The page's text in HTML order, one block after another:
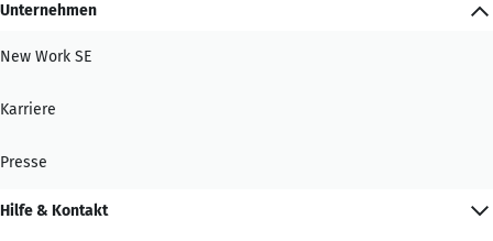
Unternehmen
New Work SE
Karriere
Presse
Hilfe & Kontakt